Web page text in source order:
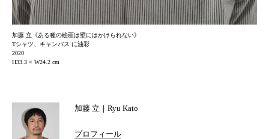
加藤 立《ある種の絵画は壁にはかけられない》
Tシャツ、キャンバス に油彩
2020
H33.3 × W24.2 cm
加藤 立｜Ryu Kato
プロフィール